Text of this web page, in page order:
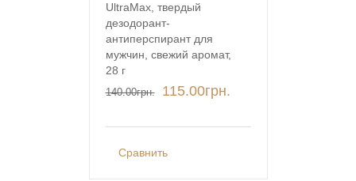
UltraMax, твердый
дезодорант-
антиперспирант для
мужчин, свежий аромат,
28 г
140.00грн. 115.00грн.
Сравнить